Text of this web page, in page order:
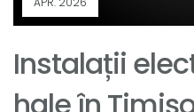
Instalații